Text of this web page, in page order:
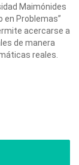
Maimónides
en Problemas”
acercarse a
de manera
reales.